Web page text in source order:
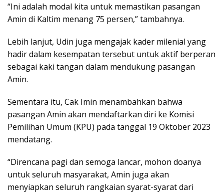
“Ini adalah modal kita untuk memastikan pasangan
Amin di Kaltim menang 75 persen,” tambahnya.
Lebih lanjut, Udin juga mengajak kader milenial yang
hadir dalam kesempatan tersebut untuk aktif berperan
sebagai kaki tangan dalam mendukung pasangan
Amin.
Sementara itu, Cak Imin menambahkan bahwa
pasangan Amin akan mendaftarkan diri ke Komisi
Pemilihan Umum (KPU) pada tanggal 19 Oktober 2023
mendatang.
“Direncana pagi dan semoga lancar, mohon doanya
untuk seluruh masyarakat, Amin juga akan
menyiapkan seluruh rangkaian syarat-syarat dari